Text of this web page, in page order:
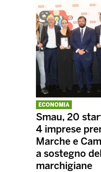
ECONOMIA
Smau, 20
4 imprese
Marche e
a sostegno
marchigiane